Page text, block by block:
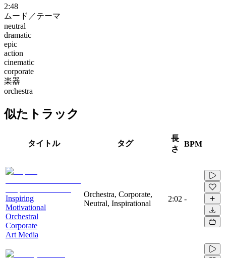
2:48
ムード／テーマ
neutral
dramatic
epic
action
cinematic
corporate
楽器
orchestra
似たトラック
タイトル タグ
長
さ
BPM
Inspiring
Motivational
Orchestral
Corporate
Art Media
Orchestra, Corporate,
Neutral, Inspirational
2:02 -